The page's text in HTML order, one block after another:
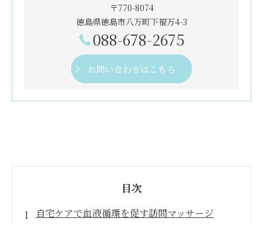
〒770-8074
徳島県徳島市八万町下福万4-3
088-678-2675
お問い合わせはこちら
目次
自宅ケアで血液循環を促す訪問マッサージ